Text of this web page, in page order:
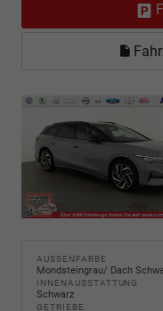
AUSSENFARBE
Mondsteingrau/ Dach
INNENAUSSTATTUNG
Schwarz
GETRIEBE